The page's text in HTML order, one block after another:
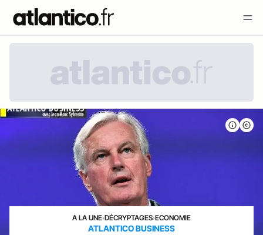
A LA UNE›DÉCRYPTAGES›ECONOMIE
ATLANTICO BUSINESS